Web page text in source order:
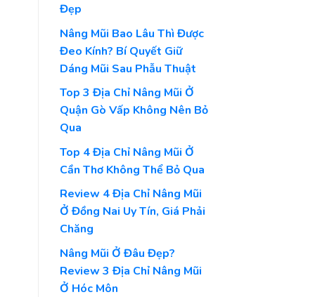
Đẹp
Nâng Mũi Bao Lâu Thì Được
Đeo Kính? Bí Quyết Giữ
Dáng Mũi Sau Phẫu Thuật
Top 3 Địa Chỉ Nâng Mũi Ở
Quận Gò Vấp Không Nên Bỏ
Qua
Top 4 Địa Chỉ Nâng Mũi Ở
Cần Thơ Không Thể Bỏ Qua
Review 4 Địa Chỉ Nâng Mũi
Ở Đồng Nai Uy Tín, Giá Phải
Chăng
Nâng Mũi Ở Đâu Đẹp?
Review 3 Địa Chỉ Nâng Mũi
Ở Hóc Môn